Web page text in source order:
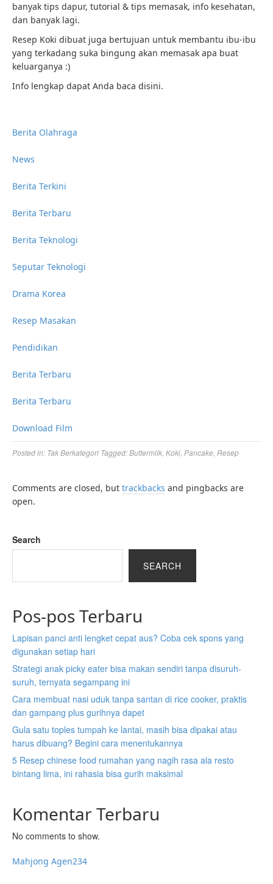
banyak tips dapur, tutorial & tips memasak, info kesehatan,
dan banyak lagi.
Resep Koki dibuat juga bertujuan untuk membantu ibu-ibu
yang terkadang suka bingung akan memasak apa buat
keluarganya :)
Info lengkap dapat Anda baca disini.
Berita Olahraga
News
Berita Terkini
Berita Terbaru
Berita Teknologi
Seputar Teknologi
Drama Korea
Resep Masakan
Pendidikan
Berita Terbaru
Berita Terbaru
Download Film
Posted in: Tak Berkategori Tagged:Buttermilk Koki Pancake Resep
Comments are closed, but trackbacks and pingbacks are
open.
Search
SEARCH
Pos-pos Terbaru
Lapisan panci anti lengket cepat aus? Coba cek spons yang
digunakan setiap hari
Strategi anak picky eater bisa makan sendiri tanpa disuruh-
suruh, ternyata segampang ini
Cara membuat nasi uduk tanpa santan di rice cooker, praktis
dan gampang plus gurihnya dapet
Gula satu toples tumpah ke lantai, masih bisa dipakai atau
harus dibuang? Begini cara menentukannya
5 Resep chinese food rumahan yang nagih rasa ala resto
bintang lima, ini rahasia bisa gurih maksimal
Komentar Terbaru
No comments to show.
Mahjong Agen234